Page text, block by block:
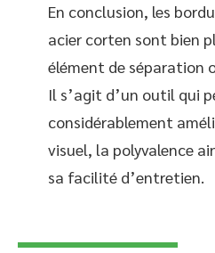
En conclusion, les
acier corten sont bien
élément de séparation
Il s’agit d’un outil qui
considérablement
visuel, la polyvalence
sa facilité d’entretien.